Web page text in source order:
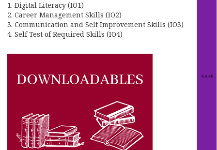
1. Digital Literacy (IO1)
2. Career Management Skills (IO2)
3. Communication and Self Improvement Skills (IO3)
4. Self Test of Required Skills (IO4)